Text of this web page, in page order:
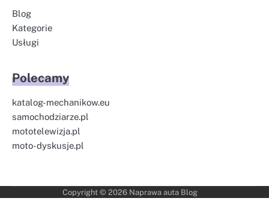
Blog
Kategorie
Usługi
Polecamy
katalog-mechanikow.eu
samochodziarze.pl
mototelewizja.pl
moto-dyskusje.pl
Copyright © 2026 Naprawa auta Blog